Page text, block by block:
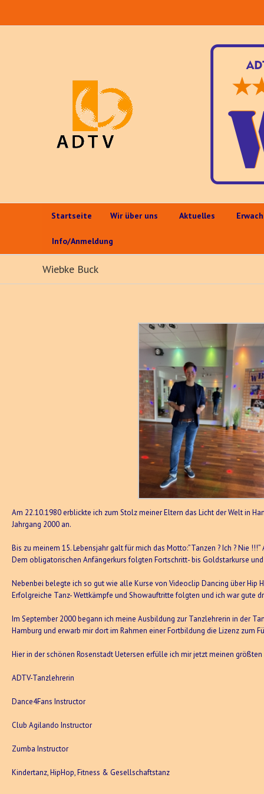
Startseite Wir über uns Aktuelles
Info/Anmeldung
Wiebke Buck
Am 22.10.1980 erblickte ich zum Stolz meiner Eltern das Licht der Welt in
Jahrgang 2000 an.
Bis zu meinem 15. Lebensjahr galt für mich das Motto:”Tanzen ? Ich ? Nie
Dem obligatorischen Anfängerkurs folgten Fortschritt- bis Goldstarkurse
Nebenbei belegte ich so gut wie alle Kurse von Videoclip Dancing über Hip
Erfolgreiche Tanz- Wettkämpfe und Showauftritte folgten und ich war gute
Im September 2000 begann ich meine Ausbildung zur Tanzlehrerin in der
Hamburg und erwarb mir dort im Rahmen einer Fortbildung die Lizenz zum
Hier in der schönen Rosenstadt Uetersen erfülle ich mir jetzt meinen
ADTV-Tanzlehrerin
Dance4Fans Instructor
Club Agilando Instructor
Zumba Instructor
Kindertanz, HipHop, Fitness & Gesellschaftstanz